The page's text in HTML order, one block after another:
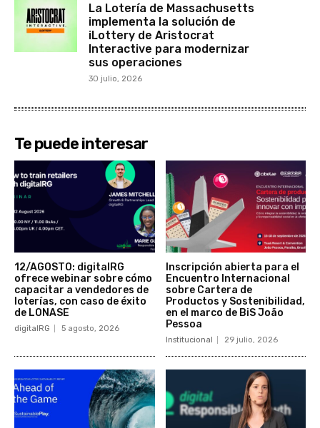
La Lotería de Massachusetts
implementa la solución de
iLottery de Aristocrat
Interactive para modernizar
sus operaciones
30 julio, 2026
Te puede interesar
12/AGOSTO: digitalRG
ofrece webinar sobre cómo
capacitar a vendedores de
loterías, con caso de éxito
de LONASE
digitalRG 5 agosto, 2026
Inscripción abierta para el
Encuentro Internacional
sobre Cartera de
Productos y Sostenibilidad,
en el marco de BiS João
Pessoa
Institucional 29 julio, 2026